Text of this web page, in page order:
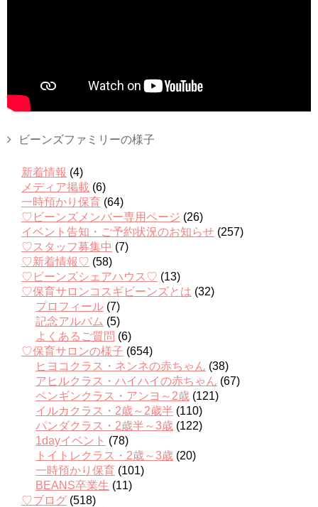
ビーンズファミリーの様子
新着情報 (4)
メディア掲載 (6)
一時預かり保育 (64)
♡ビーンズメンバー専用ページ (26)
イベント告知・ご予約状況のお知らせ (257)
♡スタッフ募集中 (7)
♡新着情報♡ (58)
♡ビーンズシェアハウス♡ (13)
♡保育サロンコスギビーンズとは (32)
プロフィール (7)
記念アルバム (5)
よくあるご質問 (6)
♡保育サロンの様子 (654)
ヒヨコクラス・ネンネの赤ちゃん (38)
アヒルクラス・ハイハイの赤ちゃん (67)
ペンギンクラス・アンヨ～2歳 (121)
イルカクラス・2歳～2歳半 (110)
パンダクラス・2歳半～3歳 (122)
1dayイベント (78)
トイトレクラス・2歳～3歳 (20)
一時預かり保育 (101)
BEANS卒業生 (11)
♡ブログ (518)